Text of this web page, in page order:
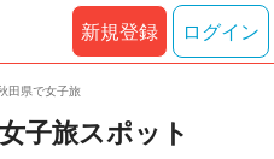
田県で女子旅
子旅スポット
新規登録 ログイン